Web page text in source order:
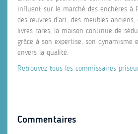
influent sur le marché des enchères à
des œuvres d’art, des meubles
livres rares, la maison continue de
grâce à son expertise, son dynamisme
envers la qualité.
Retrouvez tous les commissaires
Commentaires